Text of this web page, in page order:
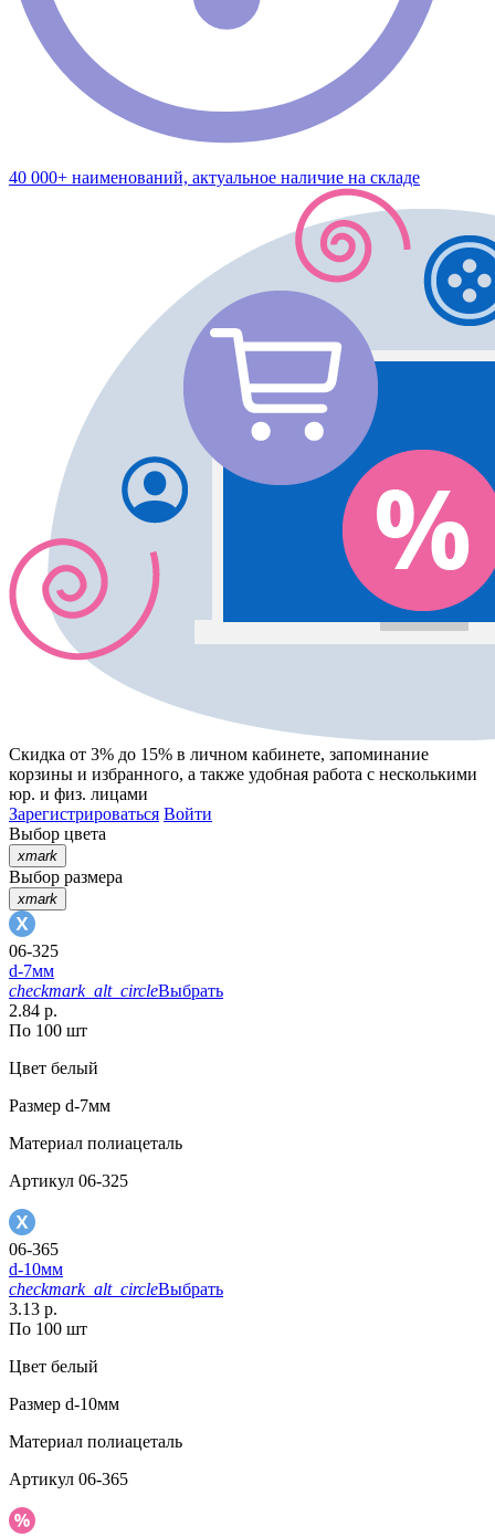
40 000+ наименований, актуальное наличие на складе
Скидка от 3% до 15% в личном кабинете, запоминание
корзины и избранного, а также удобная работа с несколькими
юр. и физ. лицами
Зарегистрироваться Войти
Выбор цвета
xmark
Выбор размера
xmark
06-325
d-7мм
checkmark_alt_circleВыбрать
2.84 р.
По 100 шт
Цвет белый
Размер d-7мм
Материал полиацеталь
Артикул 06-325
06-365
d-10мм
checkmark_alt_circleВыбрать
3.13 р.
По 100 шт
Цвет белый
Размер d-10мм
Материал полиацеталь
Артикул 06-365